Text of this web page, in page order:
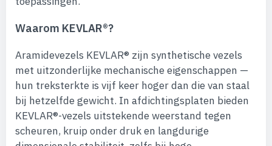
Waarom KEVLAR®?
Aramidevezels KEVLAR® zijn synthetische vezels
met uitzonderlijke mechanische eigenschappen —
hun treksterkte is vijf keer hoger dan die van staal
bij hetzelfde gewicht. In afdichtingsplaten bieden
KEVLAR®-vezels uitstekende weerstand tegen
scheuren, kruip onder druk en langdurige